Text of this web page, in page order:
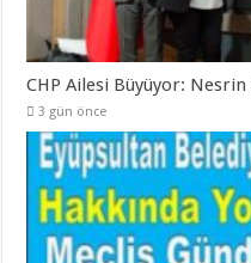
CHP Ailesi Büyüyor: Nesrin
3 gün önce